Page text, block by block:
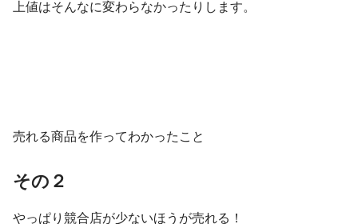
上値はそんなに変わらなかったりします。
売れる商品を作ってわかったこと
その２
やっぱり競合店が少ないほうが売れる！